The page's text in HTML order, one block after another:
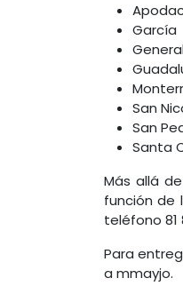
García
San
San
Santa
Más allá
función de
teléfono 81
Para
a mmayjo.